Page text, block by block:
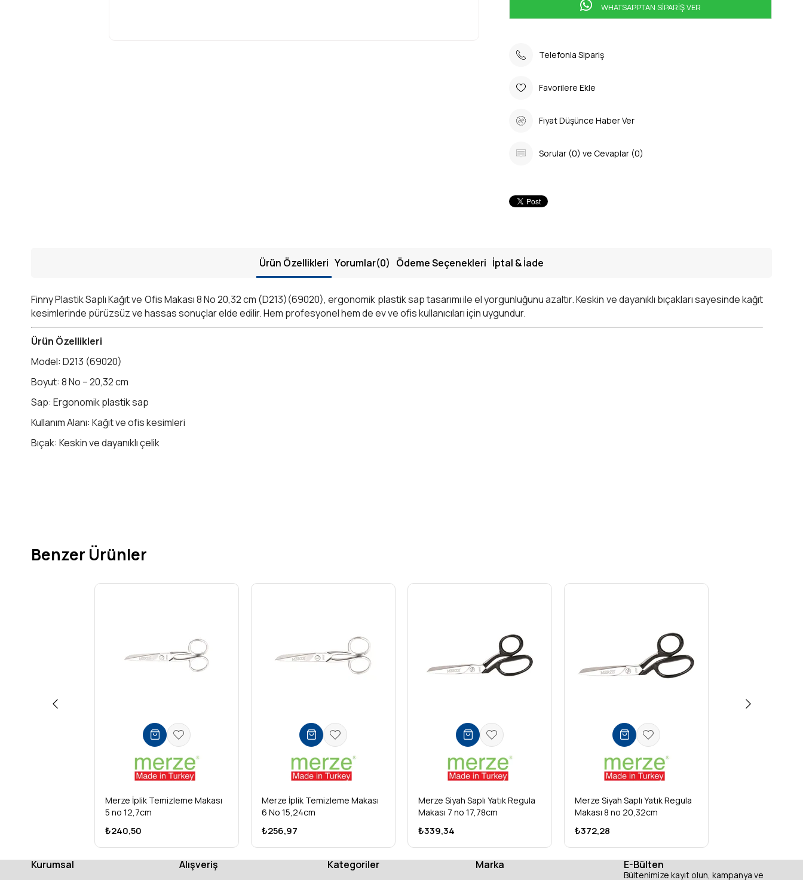
WHATSAPPTAN SİPARİŞ VER
Telefonla Sipariş
Favorilere Ekle
Fiyat Düşünce Haber Ver
Sorular (0) ve Cevaplar (0)
Ürün Özellikleri Yorumlar(0) Ödeme Seçenekleri İptal & İade
Finny Plastik Saplı Kağıt ve Ofis Makası 8 No 20,32 cm (D213)(69020), ergonomik plastik sap tasarımı ile el yorgunluğunu azaltır. Keskin ve dayanıklı bıçakları sayesinde kağıt
kesimlerinde pürüzsüz ve hassas sonuçlar elde edilir. Hem profesyonel hem de ev ve ofis kullanıcıları için uygundur.
Ürün Özellikleri
Model: D213 (69020)
Boyut: 8 No – 20,32 cm
Sap: Ergonomik plastik sap
Kullanım Alanı: Kağıt ve ofis kesimleri
Bıçak: Keskin ve dayanıklı çelik
Benzer Ürünler
Merze İplik Temizleme Makası
5 no 12,7cm
₺240,50
Merze İplik Temizleme Makası
6 No 15,24cm
₺256,97
Merze Siyah Saplı Yatık Regula
Makası 7 no 17,78cm
₺339,34
Merze Siyah Saplı Yatık Regula
Makası 8 no 20,32cm
₺372,28
Kurumsal Alışveriş Kategoriler Marka E-Bülten
Bültenimize kayıt olun, kampanya ve